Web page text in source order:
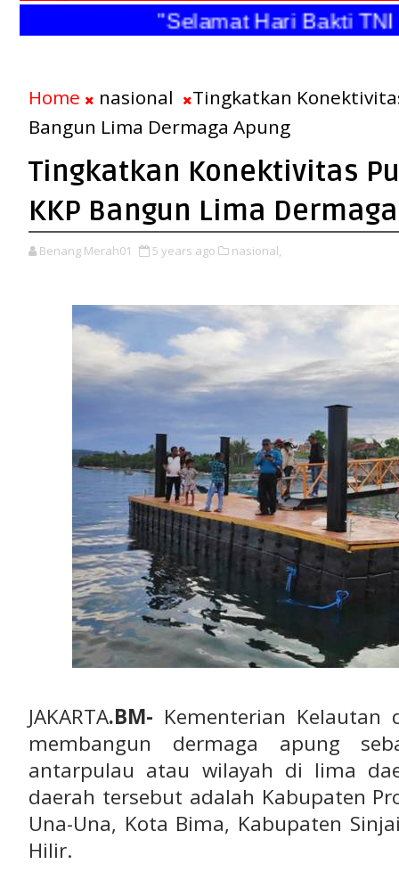
"Selamat Hari Bakti
Home nasional
Tingkatkan
Bangun Lima Dermaga Apung
Tingkatkan Konektivitas
KKP Bangun Lima
Benang Merah01 5 years ago nasional,
JAKARTA.BM- Kementerian Kelautan
membangun dermaga apung
antarpulau atau wilayah di lima
daerah tersebut adalah Kabupaten
Una-Una, Kota Bima, Kabupaten
Hilir.